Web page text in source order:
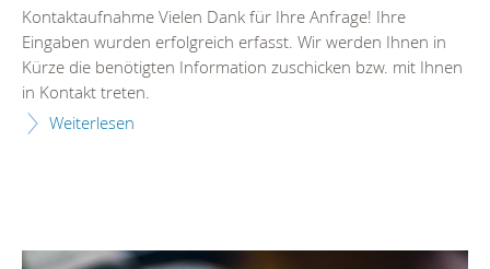
Kontaktaufnahme Vielen Dank für Ihre Anfrage! Ihre
Eingaben wurden erfolgreich erfasst. Wir werden Ihnen in
Kürze die benötigten Information zuschicken bzw. mit Ihnen
in Kontakt treten.
Weiterlesen